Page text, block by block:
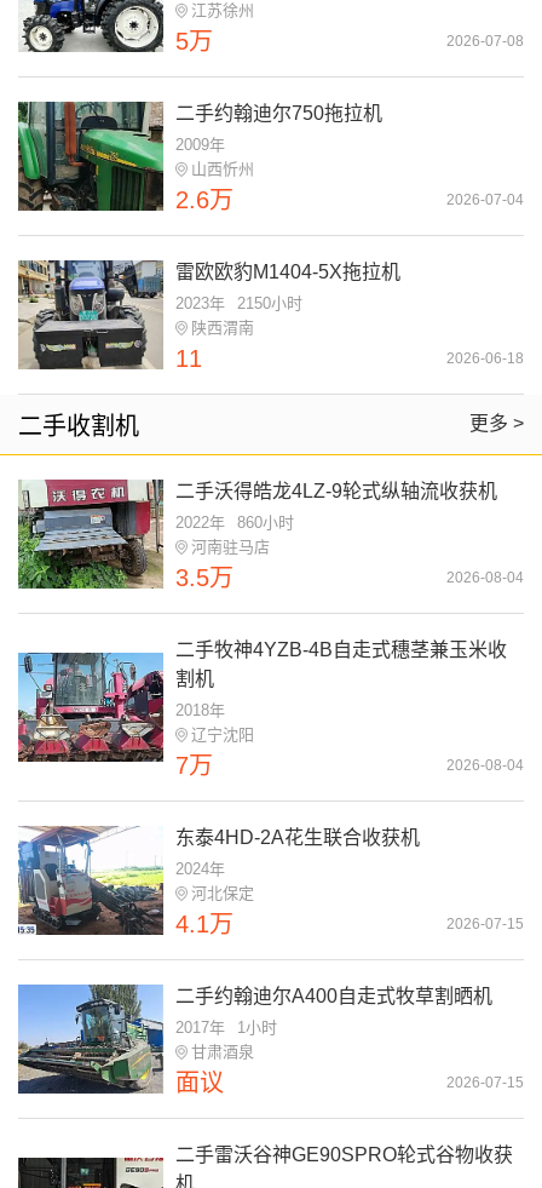
江苏徐州
5万 2026-07-08
二手约翰迪尔750拖拉机
2009年
山西忻州
2.6万 2026-07-04
雷欧欧豹M1404-5X拖拉机
2023年
2150小时
陕西渭南
11 2026-06-18
二手收割机 更多 >
二手沃得皓龙4LZ-9轮式纵轴流收获机
2022年
860小时
河南驻马店
3.5万 2026-08-04
二手牧神4YZB-4B自走式穗茎兼玉米收
割机
2018年
辽宁沈阳
7万 2026-08-04
东泰4HD-2A花生联合收获机
2024年
河北保定
4.1万 2026-07-15
二手约翰迪尔A400自走式牧草割晒机
2017年
1小时
甘肃酒泉
面议 2026-07-15
二手雷沃谷神GE90SPRO轮式谷物收获
机